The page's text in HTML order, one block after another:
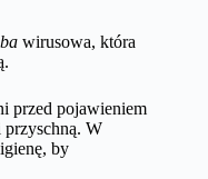
wirusowa, która
przed pojawieniem
przyschną. W
by